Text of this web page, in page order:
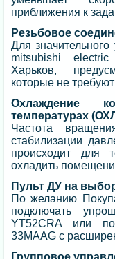
приближения к
Резьбовое
Для
mitsubishi
Харьков,
которые не
Охлаждение
температурах
Частота
стабилизации
происходит для
охладить
Пульт ДУ на
По желанию
подключать
YT52CRA или
33MAAG с